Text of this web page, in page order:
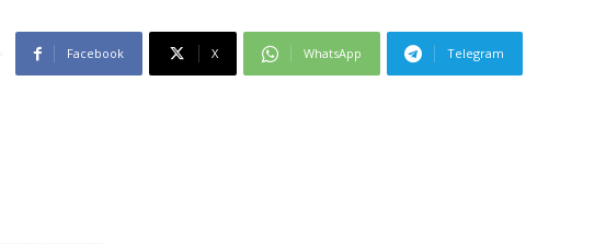
Facebook X WhatsApp Telegram